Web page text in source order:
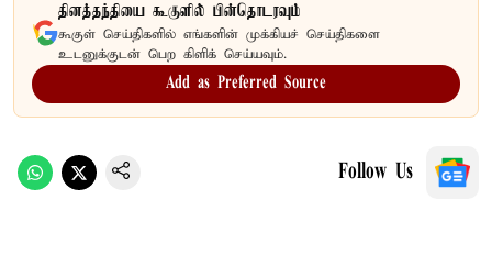
தினத்தந்தியை கூகுளில் பின்தொடரவும்
கூகுள் செய்திகளில் எங்களின் முக்கியச் செய்திகளை
உடனுக்குடன் பெற கிளிக் செய்யவும்.
Add as Preferred Source
Follow Us